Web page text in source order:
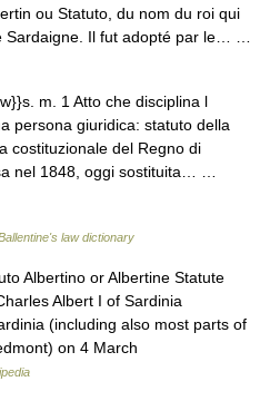
ou Statuto, du nom du roi qui
Sardaigne. Il fut adopté par le… …
m. 1 Atto che disciplina l
persona giuridica: statuto della
costituzionale del Regno di
nel 1848, oggi sostituita… …
law dictionary
Albertino or Albertine Statute
Albert I of Sardinia
(including also most parts of
on 4 March